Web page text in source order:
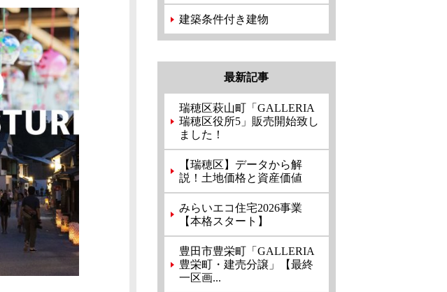
建築条件付き建物
最新記事
瑞穂区萩山町「GALLERIA
瑞穂区役所5」販売開始致し
ました！
【瑞穂区】データから解
説！土地価格と資産価値
みらいエコ住宅2026事業
【本格スタート】
豊田市豊栄町「GALLERIA
豊栄町・建売分譲」【最終
一区画...